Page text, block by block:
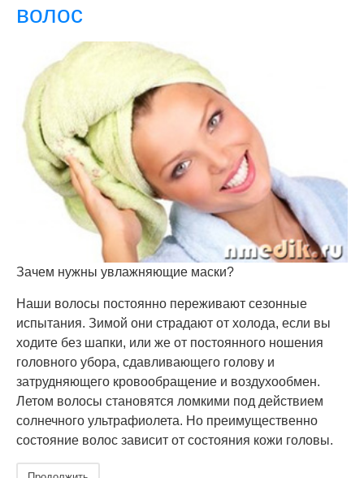
волос
Зачем нужны увлажняющие маски?
Наши волосы постоянно переживают сезонные
испытания. Зимой они страдают от холода, если вы
ходите без шапки, или же от постоянного ношения
головного убора, сдавливающего голову и
затрудняющего кровообращение и воздухообмен.
Летом волосы становятся ломкими под действием
солнечного ультрафиолета. Но преимущественно
состояние волос зависит от состояния кожи головы.